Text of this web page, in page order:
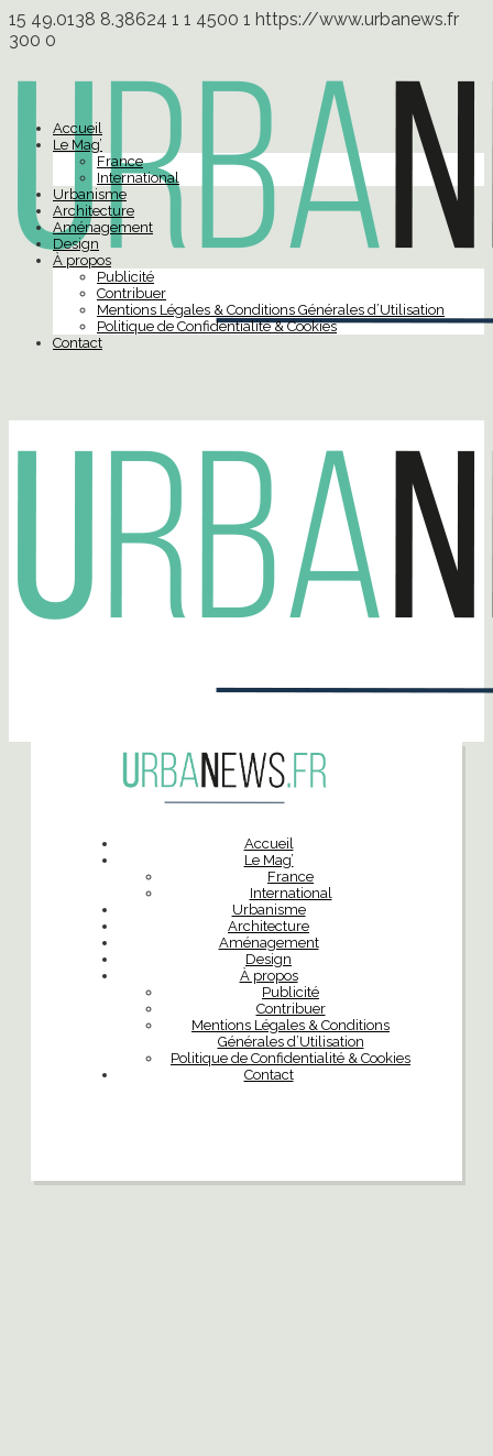
15 49.0138 8.38624 1 1 4500 1 https://www.urbanews.fr
300 0
Accueil
Le Mag’
France
International
Urbanisme
Architecture
Aménagement
Design
À propos
Publicité
Contribuer
Mentions Légales & Conditions Générales d’Utilisation
Politique de Confidentialité & Cookies
Contact
Accueil
Le Mag’
France
International
Urbanisme
Architecture
Aménagement
Design
À propos
Publicité
Contribuer
Mentions Légales & Conditions
Générales d’Utilisation
Politique de Confidentialité & Cookies
Contact